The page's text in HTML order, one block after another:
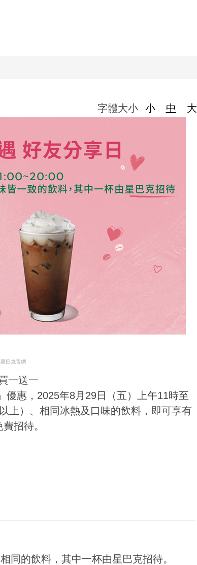
字體大小 小 中 大
星巴克官網
一送一
惠，2025年8月29日（五）上午11時至
上）、相同冰熱及口味的飲料，即可享有
招待。
同的飲料，其中一杯由星巴克招待。